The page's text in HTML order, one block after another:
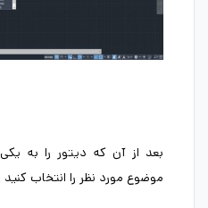
بعد از آن که دیتور را به
موضوع مورد نظر را انتخاب کنید و